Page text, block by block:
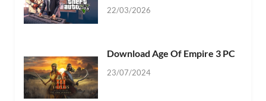
22/03/2026
Download Age Of Empire 3 PC
23/07/2024